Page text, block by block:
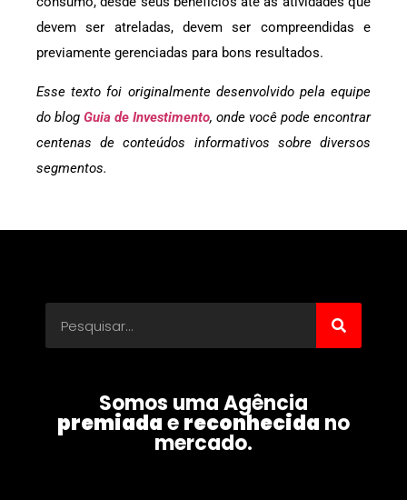
devem ser atreladas, devem ser compreendidas e
previamente gerenciadas para bons resultados.
Esse texto foi originalmente desenvolvido pela equipe
do blog Guia de Investimento, onde você pode encontrar
centenas de conteúdos informativos sobre diversos
segmentos.
Somos uma Agência
premiadaereconhecida no
mercado.